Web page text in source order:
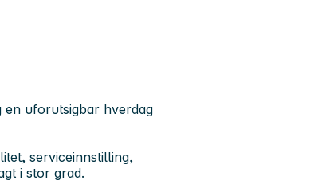
en uforutsigbar hverdag
serviceinnstilling,
i stor grad.